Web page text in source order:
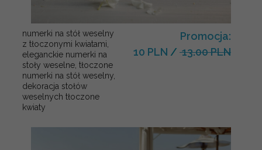
numerki na stół weselny
z tłoczonymi kwiatami,
eleganckie numerki na
stoły weselne, tłoczone
numerki na stół weselny,
dekoracja stołów
weselnych tłoczone
kwiaty
Promocja:
10 PLN / 13.00 PLN